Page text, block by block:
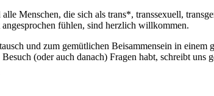
Menschen, die sich als trans*, transsexuell,
fühlen, sind herzlich willkommen.
und zum gemütlichen Beisammensein in einem
(oder auch danach) Fragen habt, schreibt uns